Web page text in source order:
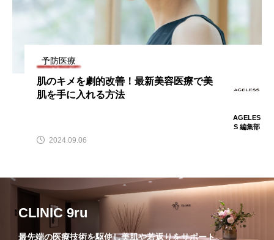
予防医療
肌のキメを劇的改善！最新美容医療で美
肌を手に入れる方法
AGELES
S 編集部
2024.09.06
CLINIC 9ru
最先端の医療技術を駆使し美肌や若返りをサポート